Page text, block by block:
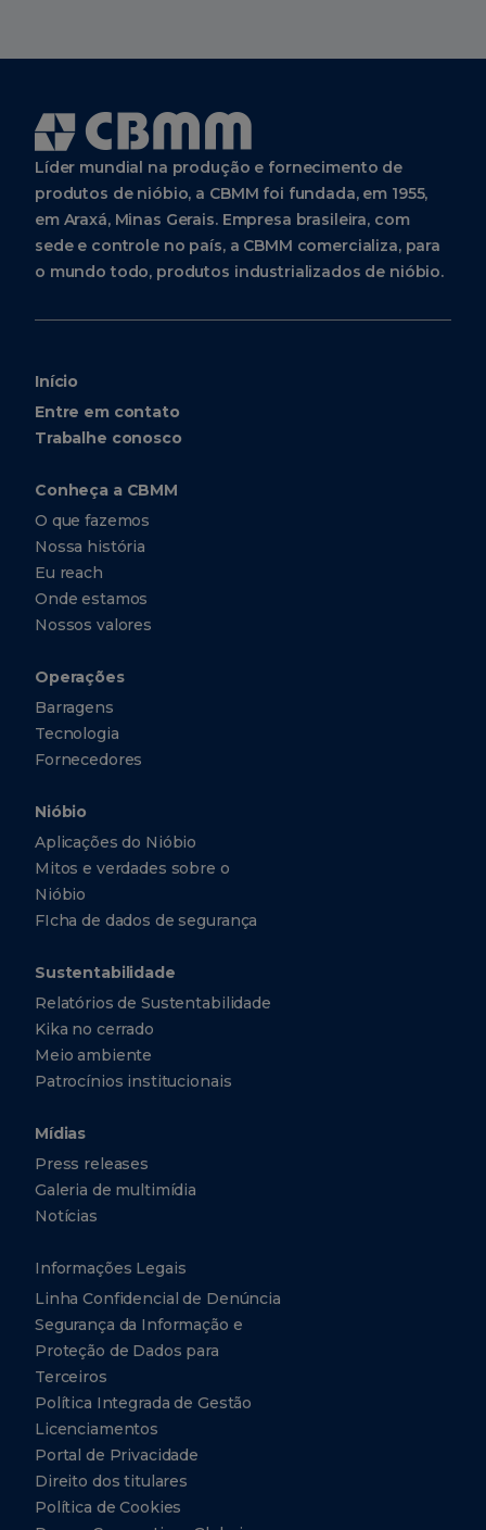
Líder mundial na produção e fornecimento de
produtos de nióbio, a CBMM foi fundada, em 1955,
em Araxá, Minas Gerais. Empresa brasileira, com
sede e controle no país, a CBMM comercializa, para
o mundo todo, produtos industrializados de nióbio.
Início
Entre em contato
Trabalhe conosco
Conheça a CBMM
O que fazemos
Nossa história
Eu reach
Onde estamos
Nossos valores
Operações
Barragens
Tecnologia
Fornecedores
Nióbio
Aplicações do Nióbio
Mitos e verdades sobre o
Nióbio
FIcha de dados de segurança
Sustentabilidade
Relatórios de Sustentabilidade
Kika no cerrado
Meio ambiente
Patrocínios institucionais
Mídias
Press releases
Galeria de multimídia
Notícias
Informações Legais
Linha Confidencial de Denúncia
Segurança da Informação e
Proteção de Dados para
Terceiros
Política Integrada de Gestão
Licenciamentos
Portal de Privacidade
Direito dos titulares
Política de Cookies